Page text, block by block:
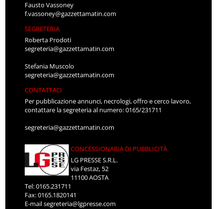
Fausto Vassoney
f.vassoney@gazzettamatin.com
SEGRETERIA
Roberta Prodoti
segreteria@gazzettamatin.com
Stefania Muscolo
segreteria@gazzettamatin.com
CONTATTACI
Per pubblicazione annunci, necrologi, offro e cerco lavoro,
contattare la segreteria al numero: 0165/231711
segreteria@gazzettamatin.com
CONCESSIONARIA DI PUBBLICITÀ
LG PRESSE S.R.L.
via Festaz, 52
11100 AOSTA
Tel: 0165.231711
Fax: 0165.1820141
E-mailsegreteria@lgpresse.com